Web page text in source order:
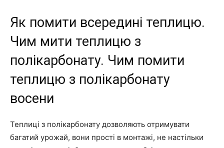
Як помити всередині теплицю.
Чим мити теплицю з
полікарбонату. Чим помити
теплицю з полікарбонату
восени
Теплиці з полікарбонату дозволяють отримувати
багатий урожай, вони прості в монтажі, не настільки